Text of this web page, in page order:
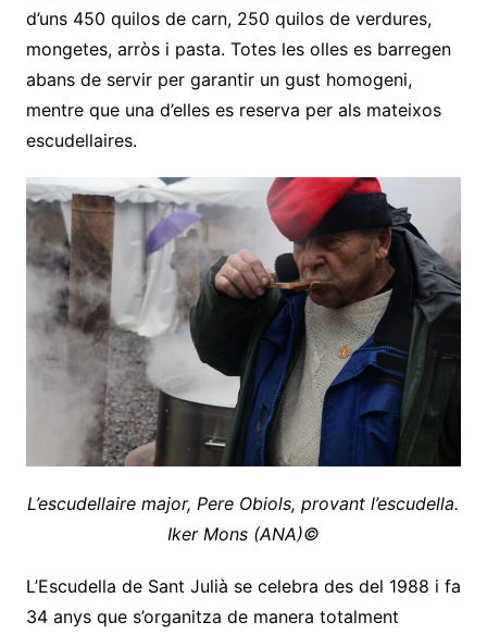
d’uns 450 quilos de carn, 250 quilos de verdures,
mongetes, arròs i pasta. Totes les olles es barregen
abans de servir per garantir un gust homogeni,
mentre que una d’elles es reserva per als mateixos
escudellaires.
L’escudellaire major, Pere Obiols, provant l’escudella.
Iker Mons (ANA)©
L’Escudella de Sant Julià se celebra des del 1988 i fa
34 anys que s’organitza de manera totalment